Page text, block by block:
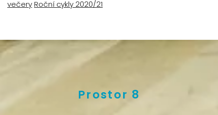
večeryRoční cykly 2020/21
Prostor 8